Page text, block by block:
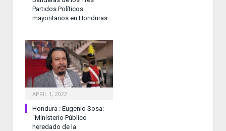
Partidos Políticos
mayoritarios en Honduras
APRIL 1, 2022
Hondura : Eugenio Sosa:
“Ministerio Público
heredado de la